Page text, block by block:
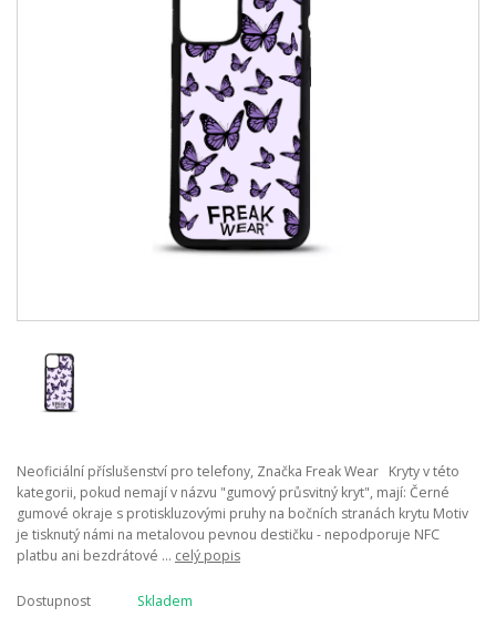
Neoficiální příslušenství pro telefony, Značka Freak Wear Kryty v této
kategorii, pokud nemají v názvu "gumový průsvitný kryt", mají: Černé
gumové okraje s protiskluzovými pruhy na bočních stranách krytu Motiv
je tisknutý námi na metalovou pevnou destičku - nepodporuje NFC
platbu ani bezdrátové ... celý popis
Dostupnost
Skladem